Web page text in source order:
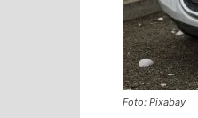
Foto: Pixabay